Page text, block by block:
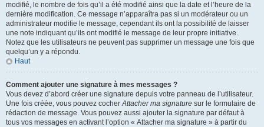
modifié, le nombre de fois qu’il a été modifié ainsi que la date et l’heure de la
dernière modification. Ce message n’apparaîtra pas si un modérateur ou un
administrateur modifie le message, cependant ils ont la possibilité de laisser
une note indiquant qu’ils ont modifié le message de leur propre initiative.
Notez que les utilisateurs ne peuvent pas supprimer un message une fois que
quelqu’un y a répondu.
Haut
Comment ajouter une signature à mes messages ?
Vous devez d’abord créer une signature depuis votre panneau de l’utilisateur.
Une fois créée, vous pouvez cocherAttacher ma signature sur le formulaire de
rédaction de message. Vous pouvez aussi ajouter la signature par défaut à
tous vos messages en activant l’option « Attacher ma signature » à partir du